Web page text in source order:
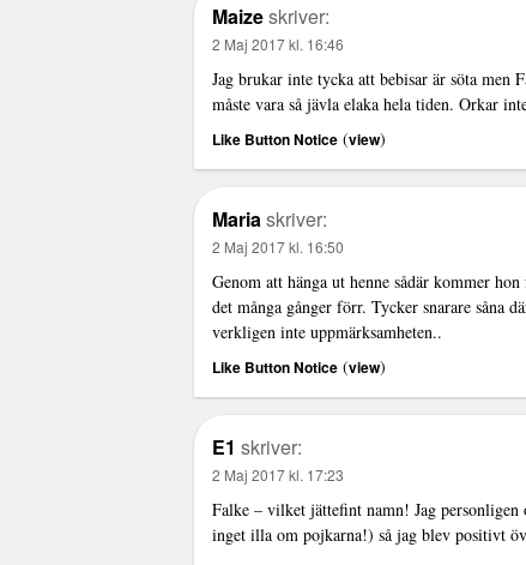
Maizeskriver:
2 Maj 2017 kl. 16:46
Jag brukar inte tycka att bebisar är söta men
måste vara så jävla elaka hela tiden. Orkar
Like Button Notice (view)
Mariaskriver:
2 Maj 2017 kl. 16:50
Genom att hänga ut henne sådär kommer
det många gånger förr. Tycker snarare såna
verkligen inte uppmärksamheten..
Like Button Notice (view)
E1 skriver:
2 Maj 2017 kl. 17:23
Falke – vilket jättefint namn! Jag personligen
inget illa om pojkarna!) så jag blev positivt